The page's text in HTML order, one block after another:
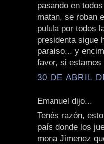
pasando en
matan, se roban
pulula por todos
presidenta sigue
paraíso... y
favor, si estamos
30 DE ABRIL
Emanuel dijo...
Tenés razón,
país donde los
mona Jimenez